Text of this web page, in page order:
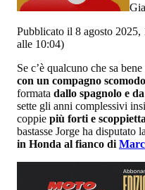
Pubblicato il 8 agosto 2025,
alle 10:04)
Se c’è qualcuno che sa
con un compagno
formata dallo spagnolo e da
sette gli anni complessivi
coppie più forti e
bastasse Jorge ha disputato
in Honda al fianco di